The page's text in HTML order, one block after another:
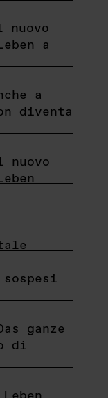
a
a
diventa
ganze
di